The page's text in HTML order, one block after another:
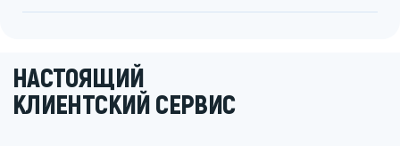
НАСТОЯЩИЙ
КЛИЕНТСКИЙ СЕРВИС